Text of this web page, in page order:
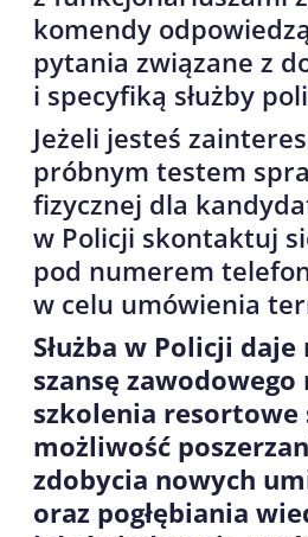
komendy
pytania związane z
i specyfiką służby
Jeżeli jesteś
próbnym testem
fizycznej dla
w Policji skontaktuj
pod numerem
w celu umówienia
Służba w Policji
szansę
szkolenia resortowe
możliwość
zdobycia nowych
oraz pogłębiania